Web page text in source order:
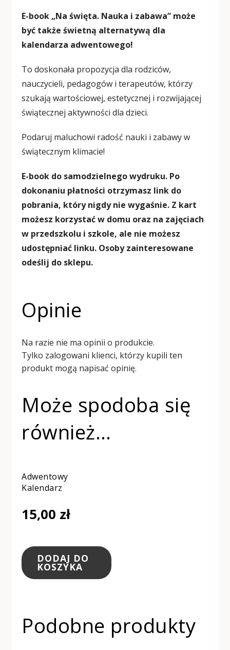
E-book „Na święta. Nauka i zabawa” może
być także świetną alternatywą dla
kalendarza adwentowego!
To doskonała propozycja dla rodziców,
nauczycieli, pedagogów i terapeutów, którzy
szukają wartościowej, estetycznej i rozwijającej
świątecznej aktywności dla dzieci.
Podaruj maluchowi radość nauki i zabawy w
świątecznym klimacie!
E-book do samodzielnego wydruku. Po
dokonaniu płatności otrzymasz link do
pobrania, który nigdy nie wygaśnie. Z kart
możesz korzystać w domu oraz na zajęciach
w przedszkolu i szkole, ale nie możesz
udostępniać linku. Osoby zainteresowane
odeślij do sklepu.
Opinie
Na razie nie ma opinii o produkcie.
Tylko zalogowani klienci, którzy kupili ten
produkt mogą napisać opinię.
Może spodoba się
również…
Adwentowy
Kalendarz
15,00 zł
DODAJ DO
KOSZYKA
Podobne produkty